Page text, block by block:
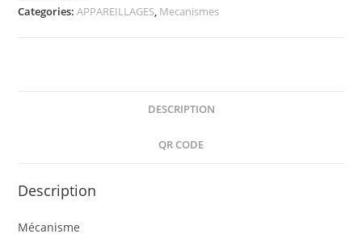
Categories:APPAREILLAGES, Mecanismes
DESCRIPTION
QR CODE
Description
Mécanisme